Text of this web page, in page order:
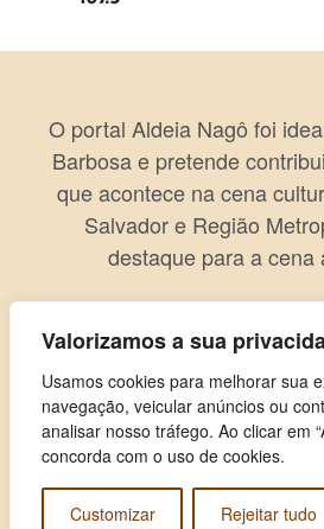
Valorizamos a sua
Usamos cookies para melhorar sua
navegação, veicular anúncios ou
analisar nosso tráfego. Ao clicar em
concorda com o uso de cookies.
Customizar Rejeitar tudo
O portal Aldeia Nagô foi
Barbosa e pretende
que acontece na cena
Salvador e Região
destaque para a cena